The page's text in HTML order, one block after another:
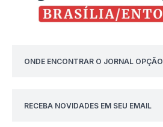
ONDE ENCONTRAR O JORNAL OPÇÃO
RECEBA NOVIDADES EM SEU EMAIL